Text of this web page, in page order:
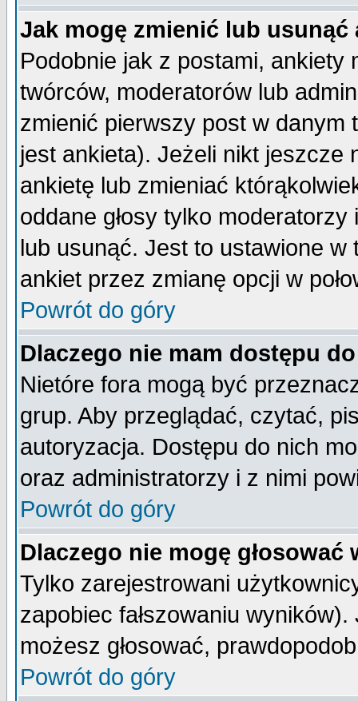
Jak mogę zmienić lub usunąć
Podobnie jak z postami,
twórców, moderatorów lub
zmienić pierwszy post w
jest ankieta). Jeżeli nikt jeszcze
ankietę lub zmieniać
oddane głosy tylko
lub usunąć. Jest to ustawione w
ankiet przez zmianę opcji w
Powrót do góry
Dlaczego nie mam dostępu
Nietóre fora mogą być
grup. Aby przeglądać, czytać,
autoryzacja. Dostępu do nich
oraz administratorzy i z nimi
Powrót do góry
Dlaczego nie mogę głosować
Tylko zarejestrowani
zapobiec fałszowaniu
możesz głosować,
Powrót do góry